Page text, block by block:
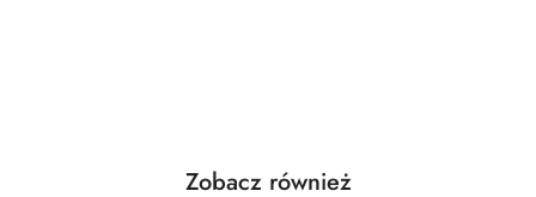
Produkty
Zobacz również